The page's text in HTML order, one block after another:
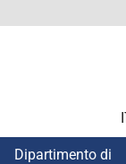
Dipartimento di